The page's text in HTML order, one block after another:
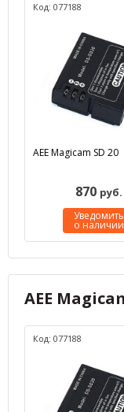
Код: 077188
AEE Magicam SD 20
870 руб.
Уведомить
о наличии
AEE
Код: 077188